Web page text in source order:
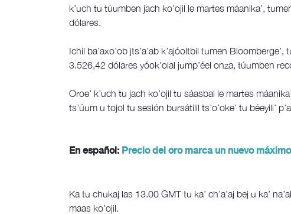
k’uch tu túumben jach ko’ojil le martes máanika’,
dólares.
Ichil ba’axo’ob jts’a’ab k’ajóoltbil tumen
3.526,42 dólares yóok’olal jump’éel onza, túumben
Oroe’ k’uch tu jach ko’ojil tu sáasbal le martes
ts’úum u tojol tu sesión bursátilil ts’o’oke’ tu béeyili’
En español: Precio del oro marca un nuevo
Ka tu chukaj las 13.00 GMT tu ka’ ch’a’aj bej u ka’
maas ko’ojil.